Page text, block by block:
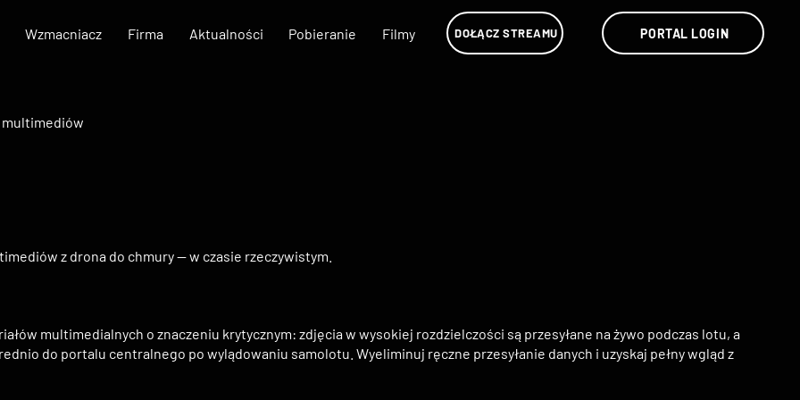
Wzmacniacz Firma Aktualności Pobieranie Filmy DOŁĄCZ STREAMU PORTAL LOGIN
multimediów
z drona do chmury — w czasie rzeczywistym.
multimedialnych o znaczeniu krytycznym: zdjęcia w wysokiej rozdzielczości są przesyłane na żywo podczas lotu, a
do portalu centralnego po wylądowaniu samolotu. Wyeliminuj ręczne przesyłanie danych i uzyskaj pełny wgląd z